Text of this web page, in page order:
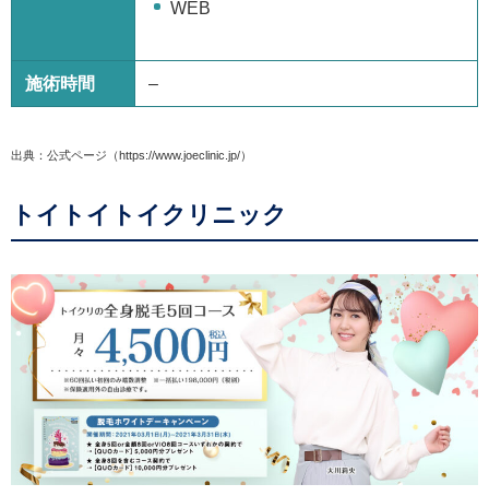
WEB
施術時間 –
出典：公式ページ（https://www.joeclinic.jp/）
トイトイトイクリニック